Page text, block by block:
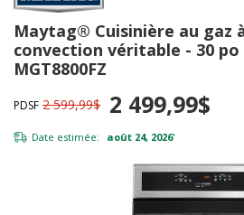
Maytag® Cuisinière au gaz
convection véritable - 30 po
MGT8800FZ
PDSF 2 599,99$ 2 499,99$
Date estimée: août 24, 2026*